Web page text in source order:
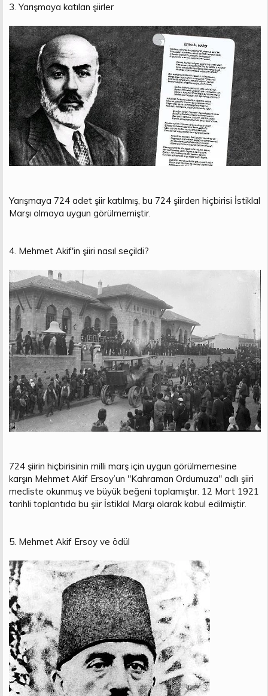
3. Yarışmaya katılan şiirler
Yarışmaya 724 adet şiir katılmış, bu 724 şiirden hiçbirisi İstiklal
Marşı olmaya uygun görülmemiştir.
4. Mehmet Akif'in şiiri nasıl seçildi?
724 şiirin hiçbirisinin milli marş için uygun görülmemesine
karşın Mehmet Akif Ersoy’un "Kahraman Ordumuza" adlı şiiri
mecliste okunmuş ve büyük beğeni toplamıştır. 12 Mart 1921
tarihli toplantıda bu şiir İstiklal Marşı olarak kabul edilmiştir.
5. Mehmet Akif Ersoy ve ödül